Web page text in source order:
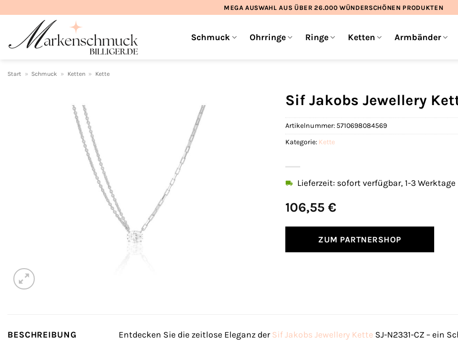
springen
MEGA AUSWAHL AUS ÜBER 26.000 WÜNDERSCHÖNEN PRODUKTEN
Schmuck Ohrringe Ringe Ketten Armbänder
Start » Schmuck » Ketten » Kette
Sif Jakobs Jewellery
106,55 €
Lieferzeit: sofort verfügbar, 1-3 Werktage
ZUM PARTNERSHOP
Artikelnummer: 5710698084569
Kategorie: Kette
BESCHREIBUNG Entdecken Sie die zeitlose Eleganz der Sif Jakobs Jewellery Kette SJ-N2331-CZ – ein